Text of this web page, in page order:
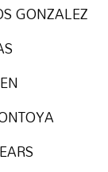
GONZALEZ